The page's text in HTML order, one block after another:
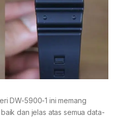
DW-5900-1 ini memang
dan jelas atas semua data-